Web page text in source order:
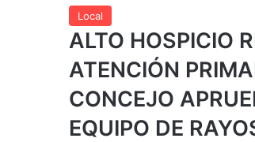
Local
ALTO HOSPICIO
ATENCIÓN
CONCEJO
EQUIPO DE